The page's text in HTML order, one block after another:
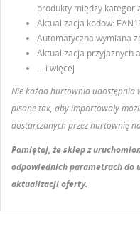
produkty między
Aktualizacja kodów:
Automatyczna wymiana
Aktualizacja przyjaznych
... i więcej
Nie każda hurtownia udostępnia
pisane tak, aby importowały
dostarczanych przez hurtownię
Pamiętaj, że sklep z
odpowiednich parametrach do
aktualizacji oferty.